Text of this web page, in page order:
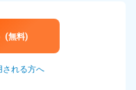
(無料)
される方へ